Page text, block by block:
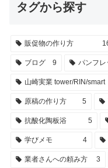
タグから探す
販促物の作り方
ブログ 9 パンフレ
山崎実業 tower/RIN/smart
原稿の作り方 5
抗酸化陶板浴 5
学びメモ 4
業者さんへの頼み方 3